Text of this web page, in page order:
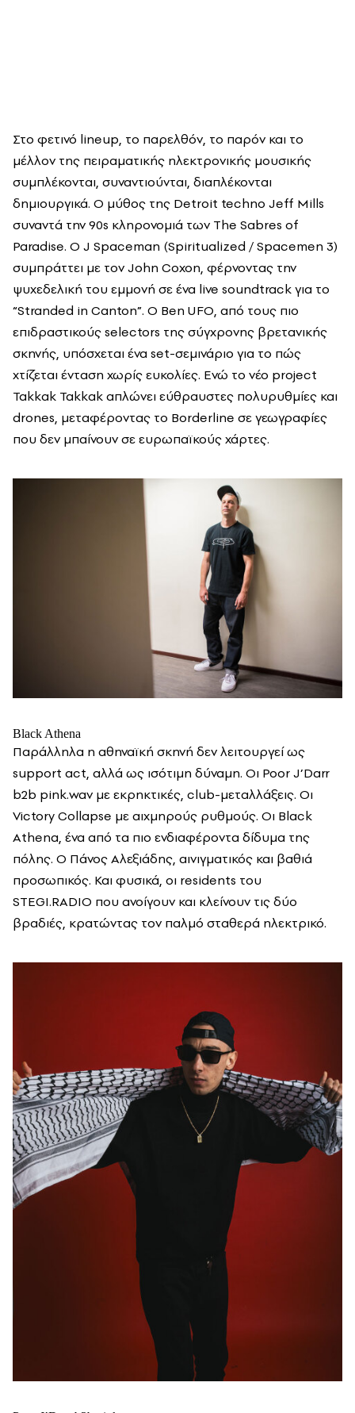
Στο φετινό lineup, το παρελθόν, το παρόν και το
μέλλον της πειραματικής ηλεκτρονικής μουσικής
συμπλέκονται, συναντιούνται, διαπλέκονται
δημιουργικά. Ο μύθος της Detroit techno Jeff Mills
συναντά την 90s κληρονομιά των The Sabres of
Paradise. Ο J Spaceman (Spiritualized / Spacemen 3)
συμπράττει με τον John Coxon, φέρνοντας την
ψυχεδελική του εμμονή σε ένα live soundtrack για το
“Stranded in Canton”. Ο Ben UFO, από τους πιο
επιδραστικούς selectors της σύγχρονης βρετανικής
σκηνής, υπόσχεται ένα set-σεμινάριο για το πώς
χτίζεται ένταση χωρίς ευκολίες. Eνώ το νέο project
Takkak Takkak απλώνει εύθραυστες πολυρυθμίες και
drones, μεταφέροντας το Borderline σε γεωγραφίες
που δεν μπαίνουν σε ευρωπαϊκούς χάρτες.
Black Athena
Παράλληλα η αθηναϊκή σκηνή δεν λειτουργεί ως
support act, αλλά ως ισότιμη δύναμη. Οι Poor J’Darr
b2b pink.wav με εκρηκτικές, club-μεταλλάξεις. Οι
Victory Collapse με αιχμηρούς ρυθμούς. Οι Black
Athena, ένα από τα πιο ενδιαφέροντα δίδυμα της
πόλης. Ο Πάνος Αλεξιάδης, αινιγματικός και βαθιά
προσωπικός. Και φυσικά, οι residents του
STEGI.RADIO που ανοίγουν και κλείνουν τις δύο
βραδιές, κρατώντας τον παλμό σταθερά ηλεκτρικό.